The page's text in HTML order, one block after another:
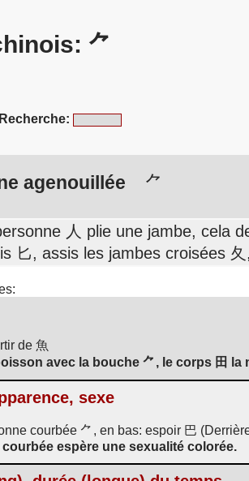
⺈
Recherche:
agenouillée ⺈
人 plie une jambe, cela
匕, assis les jambes croisées
de 魚
avec la bouche ⺈, le corps 田
sexe
courbée ⺈, en bas: espoir 巴
espère une sexualité colorée.